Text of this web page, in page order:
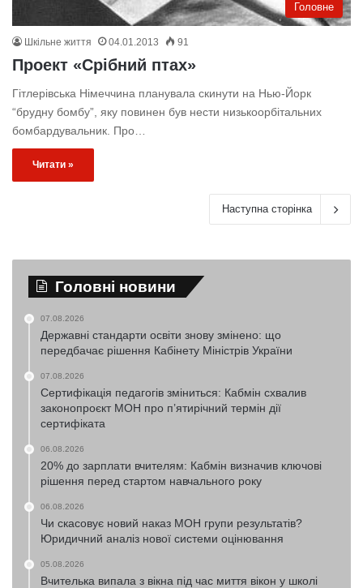
Головне
Шкільне життя 04.01.2013 91
Проект «Срібний птах»
Гітлерівська Німеччина планувала скинути на Нью-Йорк
“брудну бомбу”, яку повинен був нести низькоорбітальних
бомбардувальник. Про…
Читати »
Наступна сторінка
Головні новини
07.08.2026
Державні стандарти освіти знову змінено: що
передбачає рішення Кабінету Міністрів України
07.08.2026
Сертифікація педагогів зміниться: Кабмін схвалив
законопроєкт МОН про п’ятирічний термін дії
сертифіката
06.08.2026
20% до зарплати вчителям: Кабмін визначив ключові
рішення перед стартом навчального року
06.08.2026
Чи скасовує новий наказ МОН групи результатів?
Юридичний аналіз нової системи оцінювання
05.08.2026
Вчителька випала з вікна під час миття вікон у школі